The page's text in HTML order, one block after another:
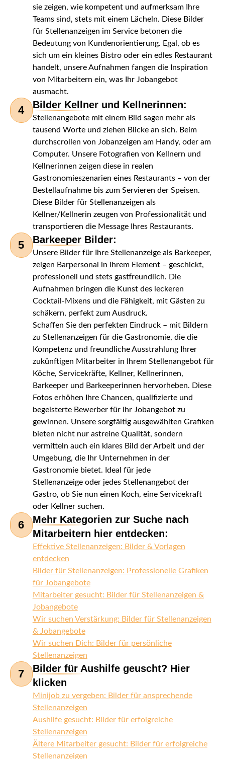
sie zeigen, wie kompetent und aufmerksam Ihre
Teams sind, stets mit einem Lächeln. Diese Bilder
für Stellenanzeigen im Service betonen die
Bedeutung von Kundenorientierung. Egal, ob es
sich um ein kleines Bistro oder ein edles Restaurant
handelt, unsere Aufnahmen fangen die Inspiration
von Mitarbeitern ein, was Ihr Jobangebot
ausmacht.
4 Bilder Kellner und Kellnerinnen:
Stellenangebote mit einem Bild sagen mehr als
tausend Worte und ziehen Blicke an sich. Beim
durchscrollen von Jobanzeigen am Handy, oder am
Computer. Unsere Fotografien von Kellnern und
Kellnerinnen zeigen diese in realen
Gastronomieszenarien eines Restaurants – von der
Bestellaufnahme bis zum Servieren der Speisen.
Diese Bilder für Stellenanzeigen als
Kellner/Kellnerin zeugen von Professionalität und
transportieren die Message Ihres Restaurants.
5 Barkeeper Bilder:
Unsere Bilder für Ihre Stellenanzeige als Barkeeper,
zeigen Barpersonal in ihrem Element – geschickt,
professionell und stets gastfreundlich. Die
Aufnahmen bringen die Kunst des leckeren
Cocktail-Mixens und die Fähigkeit, mit Gästen zu
schäkern, perfekt zum Ausdruck.
Schaffen Sie den perfekten Eindruck – mit Bildern
zu Stellenanzeigen für die Gastronomie, die die
Kompetenz und freundliche Ausstrahlung Ihrer
zukünftigen Mitarbeiter in Ihrem Stellenangebot für
Köche, Servicekräfte, Kellner, Kellnerinnen,
Barkeeper und Barkeeperinnen hervorheben. Diese
Fotos erhöhen Ihre Chancen, qualifizierte und
begeisterte Bewerber für Ihr Jobangebot zu
gewinnen. Unsere sorgfältig ausgewählten Grafiken
bieten nicht nur astreine Qualität, sondern
vermitteln auch ein klares Bild der Arbeit und der
Umgebung, die Ihr Unternehmen in der
Gastronomie bietet. Ideal für jede
Stellenanzeige oder jedes Stellenangebot der
Gastro, ob Sie nun einen Koch, eine Servicekraft
oder Kellner suchen.
6
Mehr Kategorien zur Suche nach
Mitarbeitern hier entdecken:
Effektive Stellenanzeigen: Bilder & Vorlagen
entdecken
Bilder für Stellenanzeigen: Professionelle Grafiken
für Jobangebote
Mitarbeiter gesucht: Bilder für Stellenanzeigen &
Jobangebote
Wir suchen Verstärkung: Bilder für Stellenanzeigen
& Jobangebote
Wir suchen Dich: Bilder für persönliche
Stellenanzeigen
7
Bilder für Aushilfe geuscht? Hier
klicken
Minijob zu vergeben: Bilder für ansprechende
Stellenanzeigen
Aushilfe gesucht: Bilder für erfolgreiche
Stellenanzeigen
Ältere Mitarbeiter gesucht: Bilder für erfolgreiche
Stellenanzeigen